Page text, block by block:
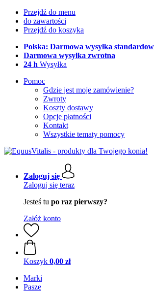
Przejdź do menu
do zawartości
Przejdź do koszyka
Polska: Darmowa wysyłka
Darmowa wysyłka zwrotna
24 h Wysyłka
Pomoc
Gdzie jest moje zamówienie?
Zwroty
Koszty dostawy
Opcje płatności
Kontakt
Wszystkie tematy pomocy
Zaloguj się
Zaloguj się teraz
Jesteś tu po raz pierwszy?
Załóż konto
Koszyk 0,00 zł
Marki
Pasze